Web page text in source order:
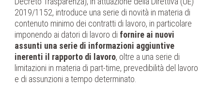
2019/1152, introduce una serie di novità in materia di
contenuto minimo dei contratti di lavoro, in particolare
imponendo ai datori di lavoro di fornire ai nuovi
assunti una serie di informazioni aggiuntive
inerenti il rapporto di lavoro, oltre a una serie di
limitazioni in materia di part-time, prevedibilità del lavoro
e di assunzioni a tempo determinato.